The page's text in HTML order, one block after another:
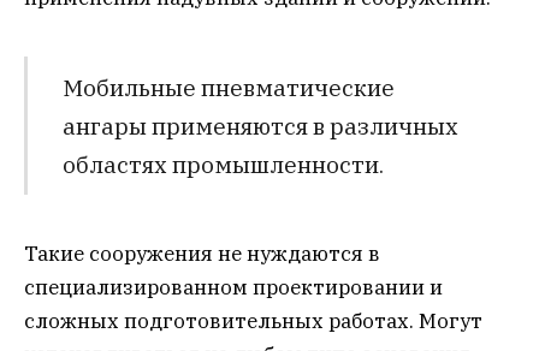
Мобильные пневматические
ангары применяются в различных
областях промышленности.
Такие сооружения не нуждаются в
специализированном проектировании и
сложных подготовительных работах. Могут